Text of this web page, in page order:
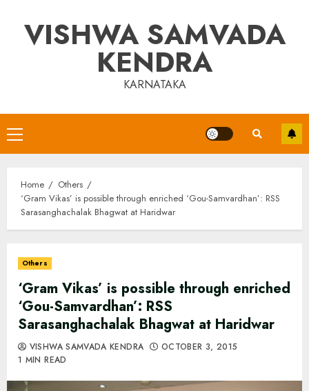
contentVISHWA SAMVADA
KENDRA
KARNATAKA
Primary
Menu
Home
Others
‘Gram Vikas’ is possible through enriched ‘Gou-Samvardhan’: RSS
Sarasanghachalak Bhagwat at Haridwar
Others
‘Gram Vikas’ is possible through enriched
‘Gou-Samvardhan’: RSS
Sarasanghachalak Bhagwat at Haridwar
VISHWA SAMVADA KENDRA
OCTOBER 3, 2015
1 MIN READ